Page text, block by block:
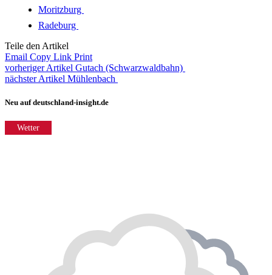
Moritzburg
Radeburg
Teile den Artikel
Email Copy Link Print
vorheriger Artikel Gutach (Schwarzwaldbahn)
nächster Artikel Mühlenbach
Neu auf deutschland-insight.de
Wetter